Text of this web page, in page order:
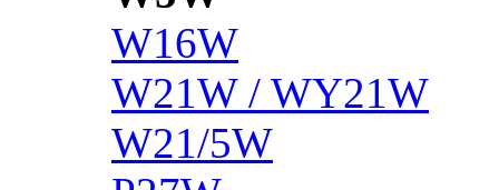
W16W
W21W / WY21W
W21/5W